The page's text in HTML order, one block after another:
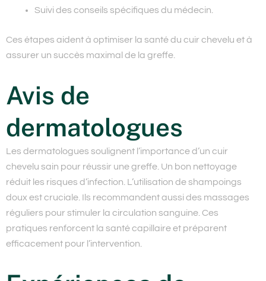
Suivi des conseils spécifiques du médecin.
Ces étapes aident à optimiser la santé du cuir chevelu et à
assurer un succès maximal de la greffe.
Avis de
dermatologues
Les dermatologues soulignent l’importance d’un cuir
chevelu sain pour réussir une greffe. Un bon nettoyage
réduit les risques d’infection. L’utilisation de shampoings
doux est cruciale. Ils recommandent aussi des massages
réguliers pour stimuler la circulation sanguine. Ces
pratiques renforcent la santé capillaire et préparent
efficacement pour l’intervention.